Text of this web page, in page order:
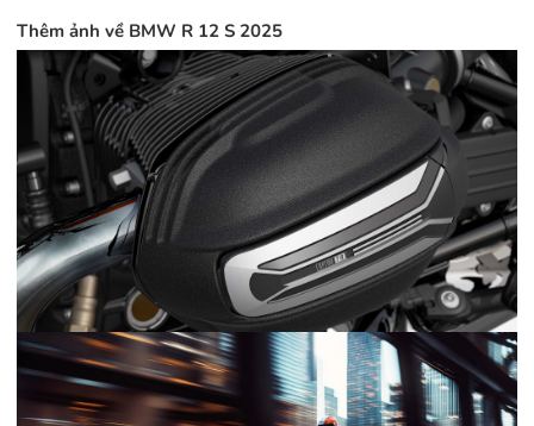
Thêm ảnh về BMW R 12 S 2025